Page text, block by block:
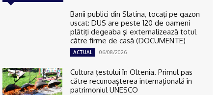
Banii publici din Slatina, tocaţi pe gazon
uscat: DUS are peste 120 de oameni
plătiţi degeaba şi externalizează totul
către firme de casă (DOCUMENTE)
ACTUAL 06/08/2026
Cultura țestului în Oltenia. Primul pas
către recunoașterea internațională în
patrimoniul UNESCO